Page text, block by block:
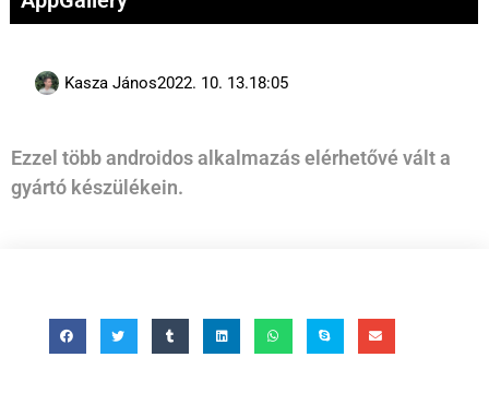
Kasza János2022. 10. 13.18:05
Ezzel több androidos alkalmazás elérhetővé vált a
gyártó készülékein.